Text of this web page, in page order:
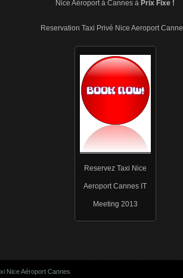
Nice Aéroport à Cannes à Prix Fixe !
Reservation Taxi Privé Nice Aeroport
Reservez Taxi Nice
Aeroport Cannes IT
Meeting 2013
Nice Aéroport Cannes